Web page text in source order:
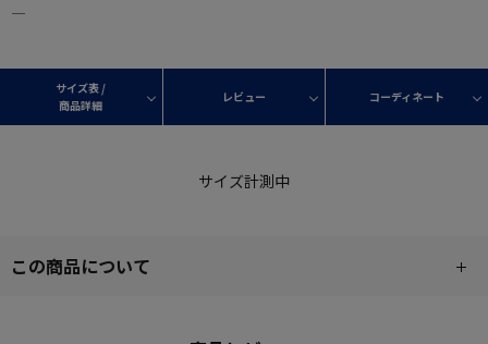
―
サイズ表 /
商品詳細
レビュー コーディネート
サイズ計測中
この商品について